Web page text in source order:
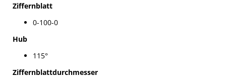
Ziffernblatt
0-100-0
Hub
115°
Ziffernblattdurchmesser